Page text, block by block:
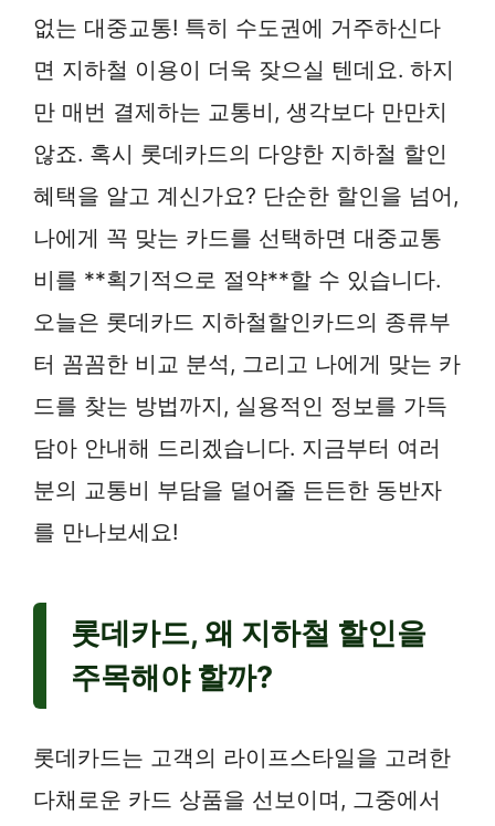
없는 대중교통! 특히 수도권에 거주하신다
면 지하철 이용이 더욱 잦으실 텐데요. 하지
만 매번 결제하는 교통비, 생각보다 만만치
않죠. 혹시 롯데카드의 다양한 지하철 할인
혜택을 알고 계신가요? 단순한 할인을 넘어,
나에게 꼭 맞는 카드를 선택하면 대중교통
비를 **획기적으로 절약**할 수 있습니다.
오늘은 롯데카드 지하철할인카드의 종류부
터 꼼꼼한 비교 분석, 그리고 나에게 맞는 카
드를 찾는 방법까지, 실용적인 정보를 가득
담아 안내해 드리겠습니다. 지금부터 여러
분의 교통비 부담을 덜어줄 든든한 동반자
를 만나보세요!
롯데카드, 왜 지하철 할인을
주목해야 할까?
롯데카드는 고객의 라이프스타일을 고려한
다채로운 카드 상품을 선보이며, 그중에서